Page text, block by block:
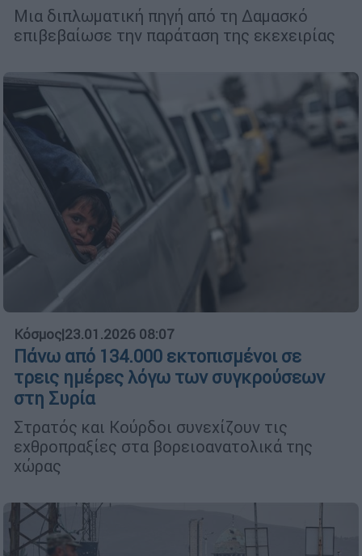
Μια διπλωματική πηγή από τη Δαμασκό
επιβεβαίωσε την παράταση της εκεχειρίας
Κόσμος|23.01.2026 08:07
Πάνω από 134.000 εκτοπισμένοι σε
τρεις ημέρες λόγω των συγκρούσεων
στη Συρία
Στρατός και Κούρδοι συνεχίζουν τις
εχθροπραξίες στα βορειοανατολικά της
χώρας